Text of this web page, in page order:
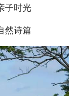
时光
诗篇